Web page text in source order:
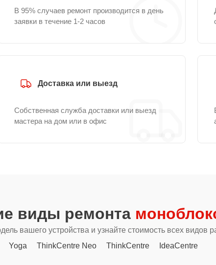
В 95% случаев ремонт производится в день
заявки в течение 1-2 часов
Доставка или выезд
Собственная служба доставки или выезд
мастера на дом или в офис
виды ремонта
вашего устройства и узнайте стоимость всех видов
Yoga ThinkCentre Neo ThinkCentre IdeaCentre